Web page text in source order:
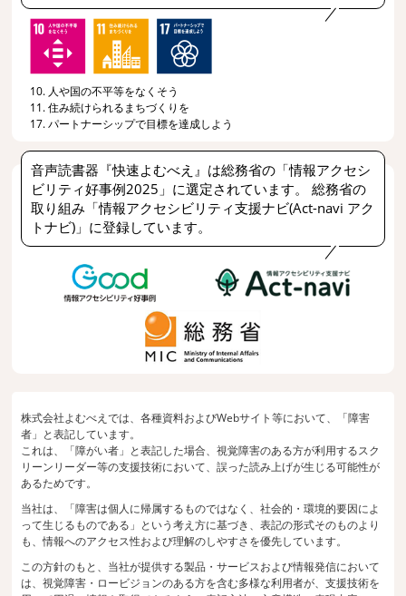
10. 人や国の不平等をなくそう
11. 住み続けられるまちづくりを
17. パートナーシップで目標を達成しよう
音声読書器『快速よむべえ』は総務省の「情報アクセシ
ビリティ好事例2025」に選定されています。 総務省の
取り組み「情報アクセシビリティ支援ナビ(Act-navi アク
トナビ)」に登録しています。
株式会社よむべえでは、各種資料およびWebサイト等において、「障害
者」と表記しています。
これは、「障がい者」と表記した場合、視覚障害のある方が利用するスク
リーンリーダー等の支援技術において、誤った読み上げが生じる可能性が
あるためです。
当社は、「障害は個人に帰属するものではなく、社会的・環境的要因によ
って生じるものである」という考え方に基づき、表記の形式そのものより
も、情報へのアクセス性および理解のしやすさを優先しています。
この方針のもと、当社が提供する製品・サービスおよび情報発信において
は、視覚障害・ロービジョンのある方を含む多様な利用者が、支援技術を